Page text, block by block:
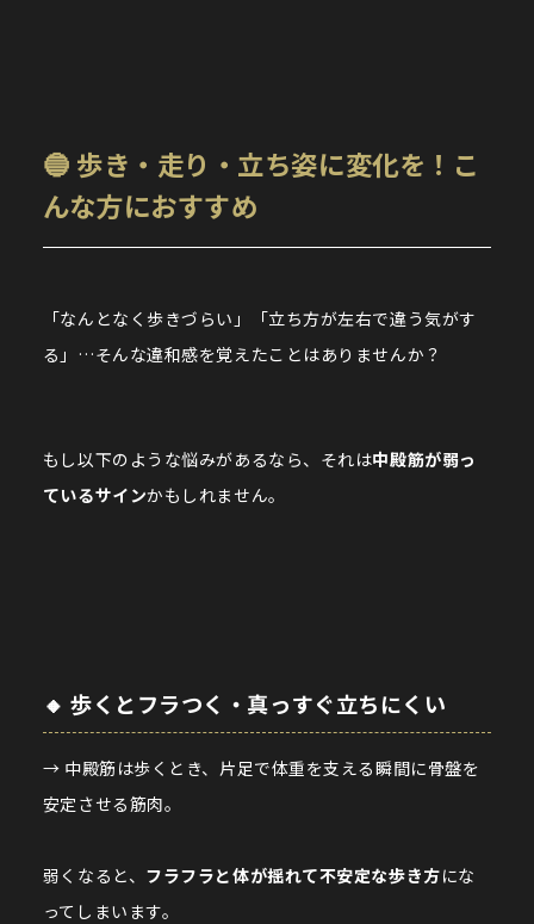
🔵 歩き・走り・立ち姿に変化を！こ
んな方におすすめ
「なんとなく歩きづらい」「立ち方が左右で違う気がす
る」…そんな違和感を覚えたことはありませんか？
もし以下のような悩みがあるなら、それは中殿筋が弱っ
ているサインかもしれません。
🔸 歩くとフラつく・真っすぐ立ちにくい
→ 中殿筋は歩くとき、片足で体重を支える瞬間に骨盤を
安定させる筋肉。
弱くなると、 フラフラと体が揺れて不安定な歩き方にな
ってしまいます。